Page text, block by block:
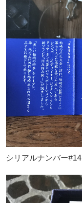
シリアルナンバー#14